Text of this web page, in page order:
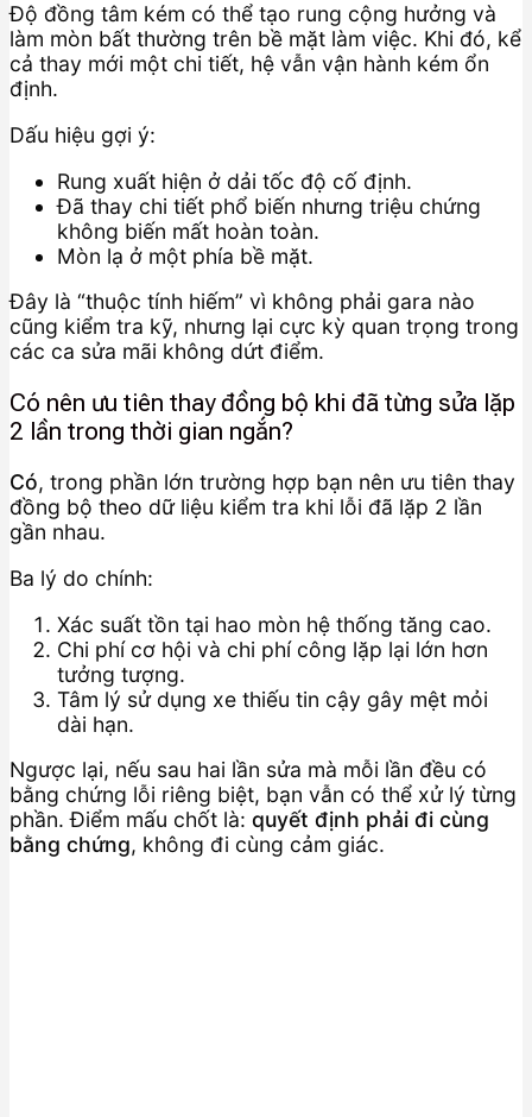
Độ đồng tâm kém có thể tạo rung cộng hưởng và
làm mòn bất thường trên bề mặt làm việc. Khi đó, kể
cả thay mới một chi tiết, hệ vẫn vận hành kém ổn
định.
Dấu hiệu gợi ý:
Rung xuất hiện ở dải tốc độ cố định.
Đã thay chi tiết phổ biến nhưng triệu chứng
không biến mất hoàn toàn.
Mòn lạ ở một phía bề mặt.
Đây là “thuộc tính hiếm” vì không phải gara nào
cũng kiểm tra kỹ, nhưng lại cực kỳ quan trọng trong
các ca sửa mãi không dứt điểm.
Có nên ưu tiên thay đồng bộ khi đã từng sửa lặp
2 lần trong thời gian ngắn?
Có, trong phần lớn trường hợp bạn nên ưu tiên thay
đồng bộ theo dữ liệu kiểm tra khi lỗi đã lặp 2 lần
gần nhau.
Ba lý do chính:
Xác suất tồn tại hao mòn hệ thống tăng cao.
Chi phí cơ hội và chi phí công lặp lại lớn hơn
tưởng tượng.
Tâm lý sử dụng xe thiếu tin cậy gây mệt mỏi
dài hạn.
Ngược lại, nếu sau hai lần sửa mà mỗi lần đều có
bằng chứng lỗi riêng biệt, bạn vẫn có thể xử lý từng
phần. Điểm mấu chốt là: quyết định phải đi cùng
bằng chứng, không đi cùng cảm giác.